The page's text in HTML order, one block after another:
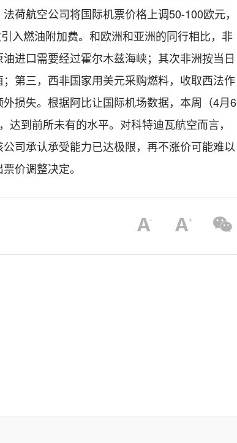
荷航空公司将国际机票价格上调50-100欧元，
入燃油附加费。和欧洲和亚洲的同行相比，非
进口需要经过霍尔木兹海峡；其次非洲按当日
第三，西非国家用美元采购燃料，收取西法作
损失。根据阿比让国际机场数据，本周（4月6
达到前所未有的水平。对科特迪瓦航空而言，
司承认承受能力已达极限，再不涨价可能难以
价调整决定。